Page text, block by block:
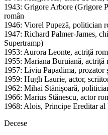
1943: Grigore Arbore (Grigore
român
1946: Viorel Pupeză, politician
1947: Richard Palmer-James,
Supertramp)
1953: Aurora Leonte, actriță
1955: Mariana Buruiană, actriță
1957: Liviu Papadima, prozator
1959: Hugh Laurie, actor,
1962: Mihai Stănișoară,
1966: Marius Stănescu, actor
1968: Alois, Principe Ereditar al
Decese